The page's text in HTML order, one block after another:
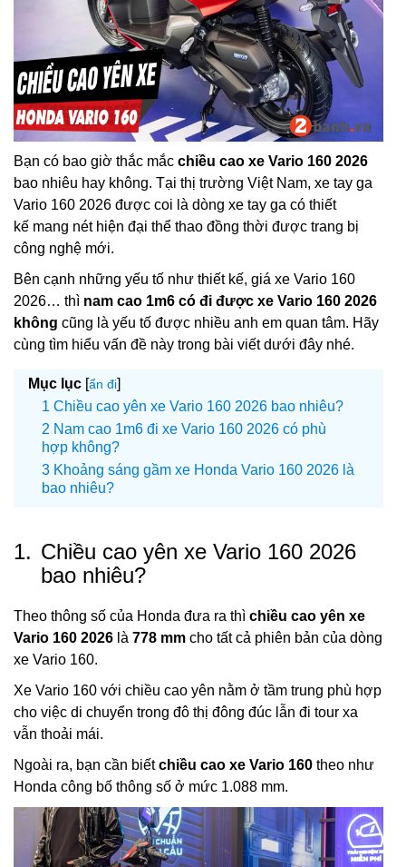
Bạn có bao giờ thắc mắc chiều cao xe Vario 160 2026
bao nhiêu hay không. Tại thị trường Việt Nam, xe tay ga
Vario 160 2026 được coi là dòng xe tay ga có thiết
kế mang nét hiện đại thể thao đồng thời được trang bị
công nghệ mới.
Bên cạnh những yếu tố như thiết kế, giá xe Vario 160
2026… thì nam cao 1m6 có đi được xe Vario 160 2026
không cũng là yếu tố được nhiều anh em quan tâm. Hãy
cùng tìm hiểu vấn đề này trong bài viết dưới đây nhé.
Mục lục [ẩn đi]
Chiều cao yên xe Vario 160 2026 bao nhiêu?
Nam cao 1m6 đi xe Vario 160 2026 có phù
hợp không?
Khoảng sáng gầm xe Honda Vario 160 2026 là
bao nhiêu?
1. Chiều cao yên xe Vario 160 2026
bao nhiêu?
Theo thông số của Honda đưa ra thì chiều cao yên xe
Vario 160 2026 là 778 mm cho tất cả phiên bản của dòng
xe Vario 160.
Xe Vario 160 với chiều cao yên nằm ở tầm trung phù hợp
cho việc di chuyển trong đô thị đông đúc lẫn đi tour xa
vẫn thoải mái.
Ngoài ra, bạn cần biếtchiều cao xe Vario 160 theo như
Honda công bố thông số ở mức 1.088 mm.